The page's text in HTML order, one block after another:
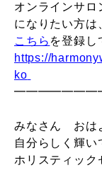
オンラインサ
になりたい方は
こちら を登録
https://
ko
みなさん おは
自分らしく輝い
ホリスティック